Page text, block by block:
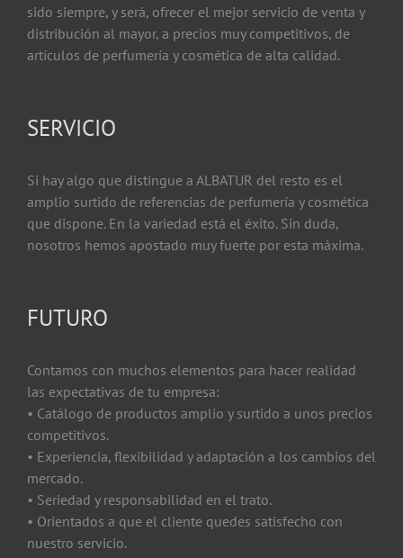
sido siempre, y será, ofrecer el mejor servicio de venta y
distribución al mayor, a precios muy competitivos, de
artículos de perfumería y cosmética de alta calidad.
SERVICIO
Si hay algo que distingue a ALBATUR del resto es el
amplio surtido de referencias de perfumería y cosmética
que dispone. En la variedad está el éxito. Sin duda,
nosotros hemos apostado muy fuerte por esta máxima.
FUTURO
Contamos con muchos elementos para hacer realidad
las expectativas de tu empresa:
• Catálogo de productos amplio y surtido a unos precios
competitivos.
• Experiencia, flexibilidad y adaptación a los cambios del
mercado.
• Seriedad y responsabilidad en el trato.
• Orientados a que el cliente quedes satisfecho con
nuestro servicio.